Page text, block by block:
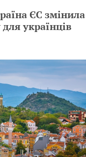
ЄС змінила
українців